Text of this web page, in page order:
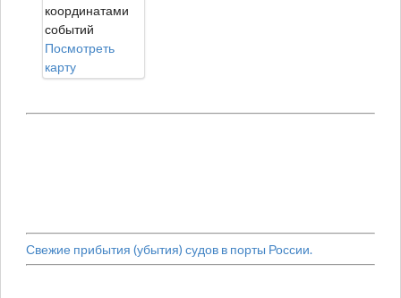
координатами
событий
Посмотреть
карту
Свежие прибытия (убытия) судов в порты России.